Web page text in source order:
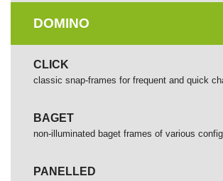
DOMINO
СLICK
сlassic snap-frames for frequent and quick
BAGET
non-illuminated baget frames of various
PANELLED